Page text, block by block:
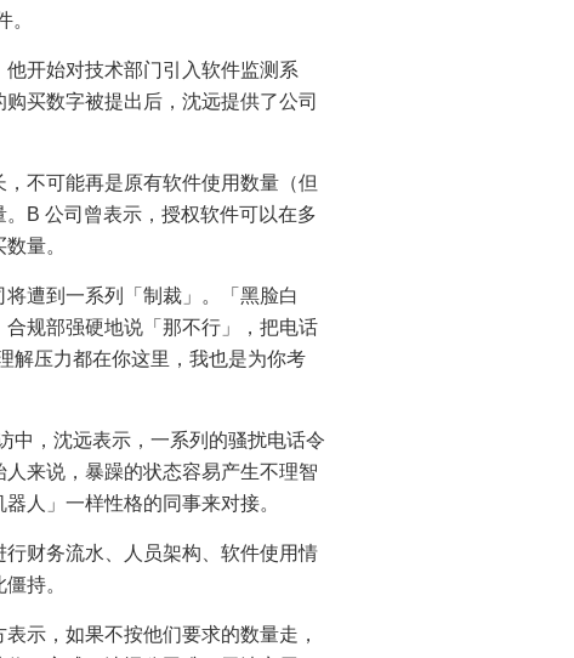
开始对技术部门引入软件监测系
买数字被提出后，沈远提供了公司
不可能再是原有软件使用数量（但
B 公司曾表示，授权软件可以在多
量。
遭到一系列「制裁」。「黑脸白
规部强硬地说「那不行」，把电话
解压力都在你这里，我也是为你考
中，沈远表示，一系列的骚扰电话令
来说，暴躁的状态容易产生不理智
人」一样性格的同事来对接。
财务流水、人员架构、软件使用情
持。
示，如果不按他们要求的数量走，